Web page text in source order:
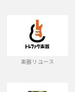
楽器リユース